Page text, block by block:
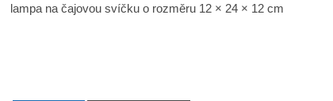
lampa na čajovou svíčku o rozměru 12 × 24 × 12 cm